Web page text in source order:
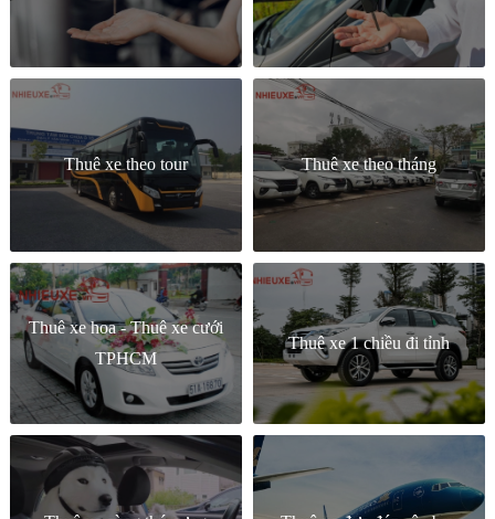
Thuê xe theo tour Thuê xe theo tháng
Thuê xe hoa - Thuê xe cưới
TPHCM
Thuê xe 1 chiều đi tỉnh